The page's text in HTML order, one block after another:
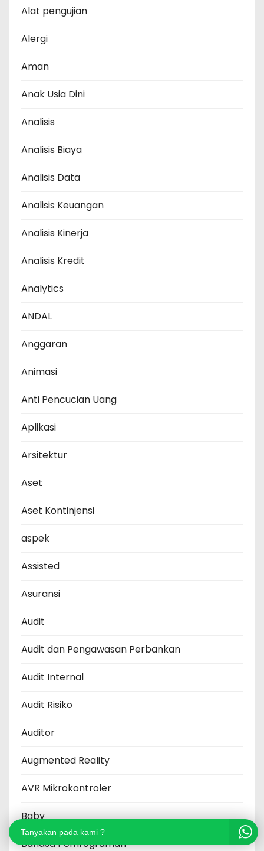
Alat pengujian
Alergi
Aman
Anak Usia Dini
Analisis
Analisis Biaya
Analisis Data
Analisis Keuangan
Analisis Kinerja
Analisis Kredit
Analytics
ANDAL
Anggaran
Animasi
Anti Pencucian Uang
Aplikasi
Arsitektur
Aset
Aset Kontinjensi
aspek
Assisted
Asuransi
Audit
Audit dan Pengawasan Perbankan
Audit Internal
Audit Risiko
Auditor
Augmented Reality
AVR Mikrokontroler
Baby
Bahasa Pemrograman
Tanyakan pada kami ?